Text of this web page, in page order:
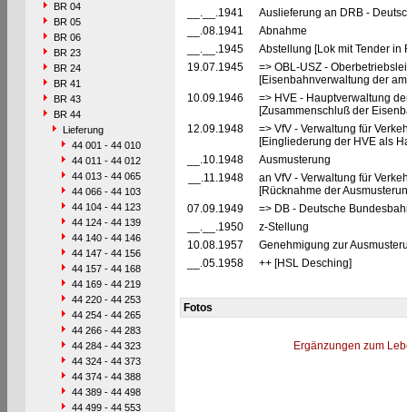
BR 04
BR 05
BR 06
BR 23
BR 24
BR 41
BR 43
BR 44
Lieferung
44 001 - 44 010
44 011 - 44 012
44 013 - 44 065
44 066 - 44 103
44 104 - 44 123
44 124 - 44 139
44 140 - 44 146
44 147 - 44 156
44 157 - 44 168
44 169 - 44 219
44 220 - 44 253
44 254 - 44 265
44 266 - 44 283
44 284 - 44 323
44 324 - 44 373
44 374 - 44 388
44 389 - 44 498
44 499 - 44 553
__.__.1941
Auslieferung an DRB -
__.08.1941
Abnahme
__.__.1945
Abstellung [Lok mit Tender in
19.07.1945
=> OBL-USZ -
[Eisenbahnverwaltung der
10.09.1946
=> HVE - Hauptverwaltung
[Zusammenschluß der
12.09.1948
=> VfV - Verwaltung für
[Eingliederung der HVE als
__.10.1948
Ausmusterung
__.11.1948
an VfV - Verwaltung für
[Rücknahme der
07.09.1949
=> DB - Deutsche
__.__.1950
z-Stellung
10.08.1957
Genehmigung zur
__.05.1958
++ [HSL Desching]
Fotos
Ergänzungen zum